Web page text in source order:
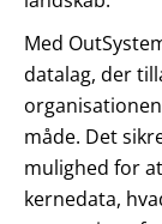
Med
datalag, der
måde. Det
mulighed for
kernedata,